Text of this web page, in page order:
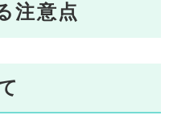
注意点